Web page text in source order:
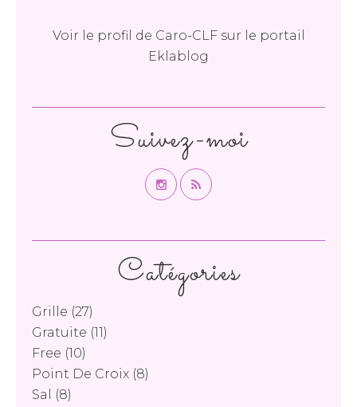
Catégories
Grille (27)
Gratuite (11)
Free (10)
Point De Croix (8)
Sal
(8)
Suivez-moi
Voir le profil de Caro-CLFsur le portail
Eklablog